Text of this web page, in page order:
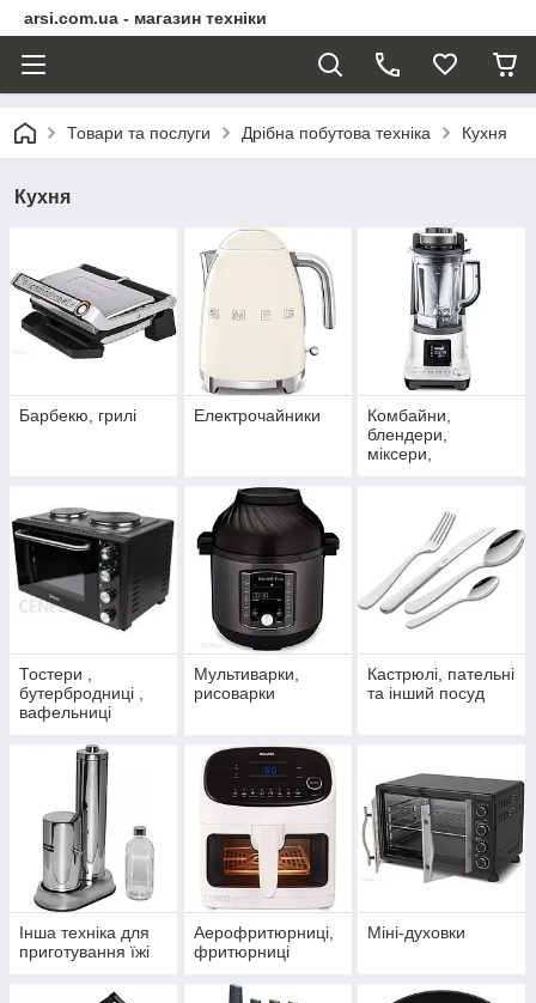
arsi.com.ua - магазин техніки
Товари та послуги Дрібна побутова техніка Кухня
Кухня
Барбекю, грилі Електрочайники
Комбайни,
блендери,
міксери,
Тостери ,
бутербродниці ,
вафельниці
Мультиварки,
рисоварки
Кастрюлі, пательні
та інший посуд
Інша техніка для
приготування їжі
Аерофритюрниці,
фритюрниці
Міні-духовки